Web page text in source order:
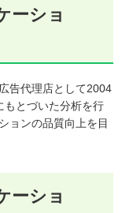
ーショ
告代理店として2004
もとづいた分析を行
ョンの品質向上を目
ーショ